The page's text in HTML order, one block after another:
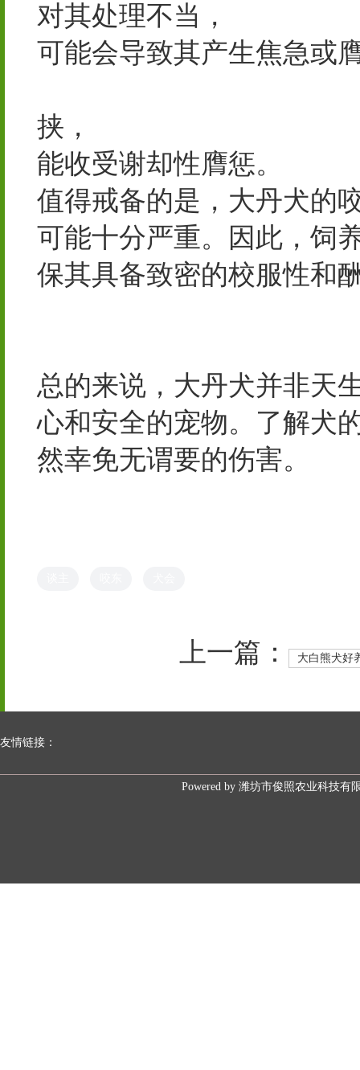
对其处理不当，
可能会导致其产生焦急或
挟，
能收受谢却性膺惩。
值得戒备的是，大丹犬的
可能十分严重。因此，饲
保其具备致密的校服性和
总的来说，大丹犬并非天
心和安全的宠物。了解犬
然幸免无谓要的伤害。
上一篇： 大白熊犬好
友情链接：
Powered by潍坊市俊照农业科技有